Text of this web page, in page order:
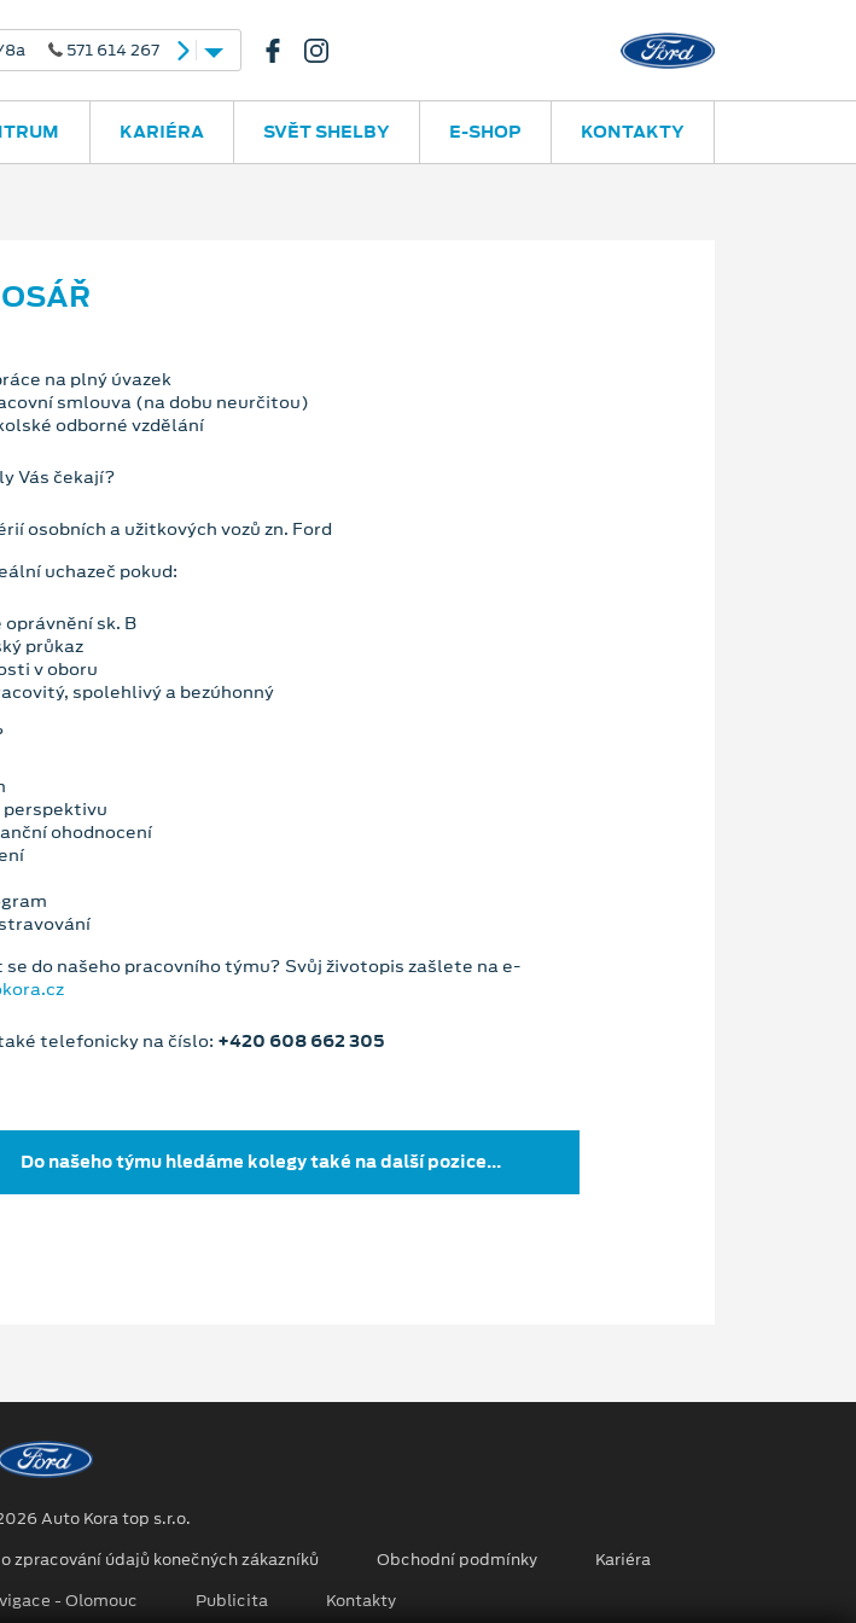
8a 571 614 267
KARIÉRA SVĚT SHELBY E-SHOP KONTAKTY
na plný úvazek
smlouva (na dobu neurčitou)
odborné vzdělání
Vás čekají?
osobních a užitkových vozů zn. Ford
uchazeč pokud:
sk. B
průkaz
v oboru
spolehlivý a bezúhonný
ohodnocení
do našeho pracovního týmu? Svůj životopis zašlete na e-
telefonicky na číslo: +420 608 662 305
Do našeho týmu hledáme kolegy také na další pozice...
Auto Kora top s.r.o.
zpracování údajů konečných zákazníků Obchodní podmínky
Kariéra
- Olomouc Publicita Kontakty